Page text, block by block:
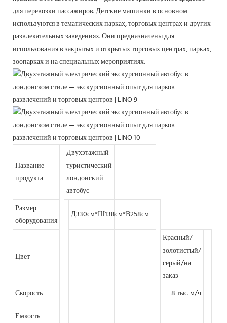
для перевозки пассажиров. Детские машинки в основном
используются в тематических парках, торговых центрах и других
развлекательных заведениях. Они предназначены для
использования в закрытых и открытых торговых центрах, парках,
зоопарках и на специальных мероприятиях.
Название
продукта
Двухэтажный
туристический
лондонский
автобус
Размер
оборудования
Д330см*Ш138см*В258см
Цвет
Красный/
золотистый/
серый/на
заказ
Скорость
8 тыс. м/ч
Емкость